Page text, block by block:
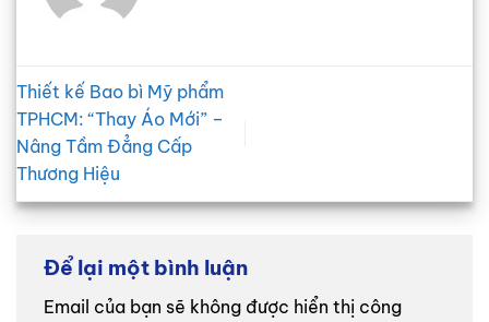
Thiết kế Bao bì Mỹ phẩm
TPHCM: “Thay Áo Mới” –
Nâng Tầm Đẳng Cấp
Thương Hiệu
Để lại một bình luận
Email của bạn sẽ không được hiển thị công